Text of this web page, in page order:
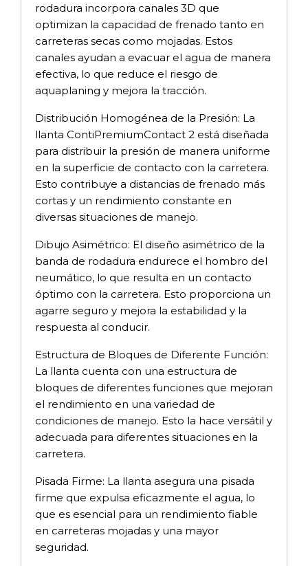
rodadura incorpora canales 3D que
optimizan la capacidad de frenado tanto en
carreteras secas como mojadas. Estos
canales ayudan a evacuar el agua de manera
efectiva, lo que reduce el riesgo de
aquaplaning y mejora la tracción.
Distribución Homogénea de la Presión: La
llanta ContiPremiumContact 2 está diseñada
para distribuir la presión de manera uniforme
en la superficie de contacto con la carretera.
Esto contribuye a distancias de frenado más
cortas y un rendimiento constante en
diversas situaciones de manejo.
Dibujo Asimétrico: El diseño asimétrico de la
banda de rodadura endurece el hombro del
neumático, lo que resulta en un contacto
óptimo con la carretera. Esto proporciona un
agarre seguro y mejora la estabilidad y la
respuesta al conducir.
Estructura de Bloques de Diferente Función:
La llanta cuenta con una estructura de
bloques de diferentes funciones que mejoran
el rendimiento en una variedad de
condiciones de manejo. Esto la hace versátil y
adecuada para diferentes situaciones en la
carretera.
Pisada Firme: La llanta asegura una pisada
firme que expulsa eficazmente el agua, lo
que es esencial para un rendimiento fiable
en carreteras mojadas y una mayor
seguridad.